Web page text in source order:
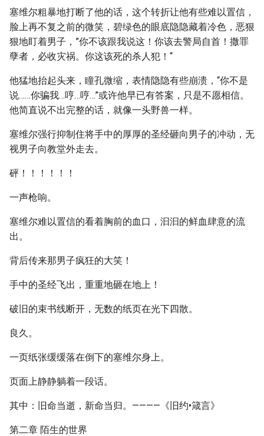
塞维尔粗暴地打断了他的话，这个转折让他有些难以置信，
脸上再不复之前的微笑，碧绿色的眼底隐隐藏着冷色，恶狠
狠地盯着男子，”你不该跟我说这！你该去警局自首！撒罪
孽者，必收灾祸。你这该死的杀人犯！“
他猛地抬起头来，瞳孔微缩，表情隐隐有些崩溃，“你不是
说……你骗我…哼…哼…”或许他早已有答案，只是不愿相信。
他简直说不出完整的话，就像一头野兽一样。
塞维尔强行抑制住将手中的厚厚的圣经砸向男子的冲动，无
视男子向教堂外走去。
砰！！！！！！
一声枪响。
塞维尔难以置信的看着胸前的血口，汩汩的鲜血肆意的流
出。
背后传来那男子疯狂的大笑！
手中的圣经飞出，重重地砸在地上！
破旧的束书线断开，无数的纸页在光下四散。
良久。
一页纸张缓缓落在倒下的塞维尔身上。
页面上静静躺着一段话。
其中：旧命当逝，新命当归。————《旧约•箴言》
第二章 陌生的世界